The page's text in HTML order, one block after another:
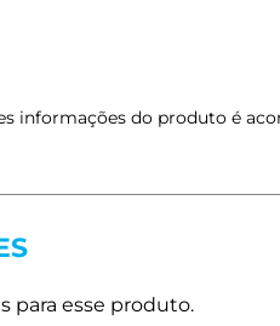
informações do produto é